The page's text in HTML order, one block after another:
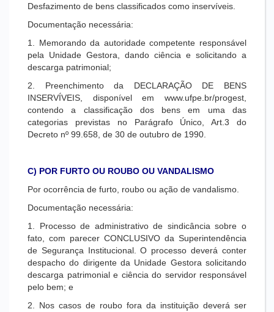
Desfazimento de bens classificados como inservíveis.
Documentação necessária:
1. Memorando da autoridade competente responsável
pela Unidade Gestora, dando ciência e solicitando a
descarga patrimonial;
2. Preenchimento da DECLARAÇÃO DE BENS
INSERVÍVEIS, disponível em www.ufpe.br/progest,
contendo a classificação dos bens em uma das
categorias previstas no Parágrafo Único, Art.3 do
Decreto nº 99.658, de 30 de outubro de 1990.
C) POR FURTO OU ROUBO OU VANDALISMO
Por ocorrência de furto, roubo ou ação de vandalismo.
Documentação necessária:
1. Processo de administrativo de sindicância sobre o
fato, com parecer CONCLUSIVO da Superintendência
de Segurança Institucional. O processo deverá conter
despacho do dirigente da Unidade Gestora solicitando
descarga patrimonial e ciência do servidor responsável
pelo bem; e
2. Nos casos de roubo fora da instituição deverá ser